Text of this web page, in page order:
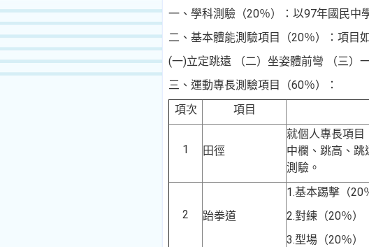
一、學科測驗（20％）：以97年國民中
二、基本體能測驗項目
（20％） ： 項目
(一)立定跳遠 （二）坐姿體前彎 （三）
三、運動專長測驗項目（60％）
：
項次
項目
1 田徑
就個人專長項目
中欄、跳高、
測驗。
2 跆拳道
1.基本踢擊 （20
2.對練 （20％）
3.型場 （20％）